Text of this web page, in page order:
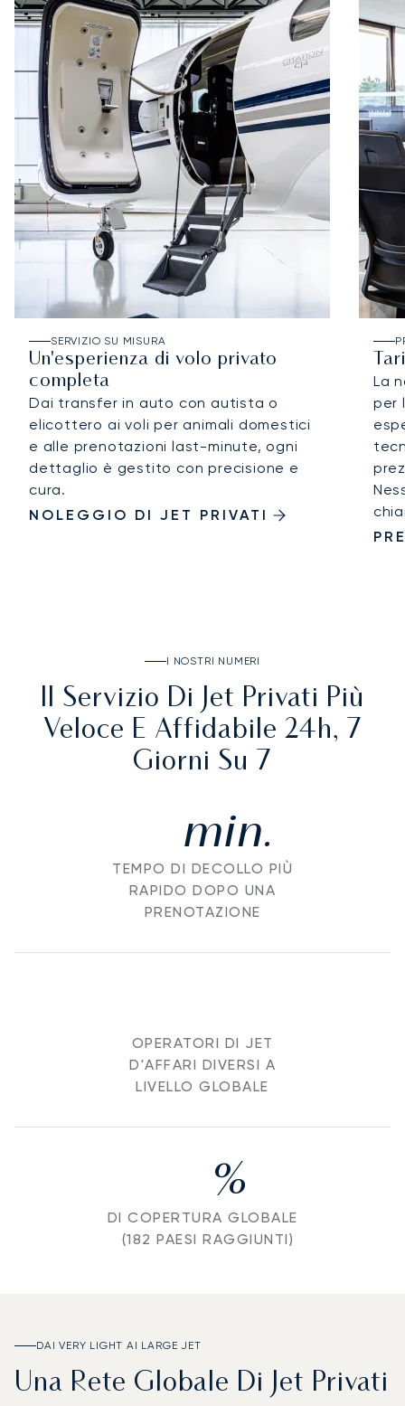
SERVIZIO SU MISURA
Un'esperienza di volo privato
completa
Dai transfer in auto con autista o
elicottero ai voli per animali domestici
e alle prenotazioni last-minute, ogni
dettaglio è gestito con precisione e
cura.
NOLEGGIO DI JET PRIVATI
La
per
I NOSTRI NUMERI
Il Servizio Di Jet Privati Più
Veloce E Affidabile 24h, 7
Giorni Su 7
min.
TEMPO DI DECOLLO PIÙ
RAPIDO DOPO UNA
PRENOTAZIONE
OPERATORI DI JET
D'AFFARI DIVERSI A
LIVELLO GLOBALE
%
DI COPERTURA GLOBALE
(182 PAESI RAGGIUNTI)
DAI VERY LIGHT AI LARGE JET
Una Rete Globale Di Jet Privati